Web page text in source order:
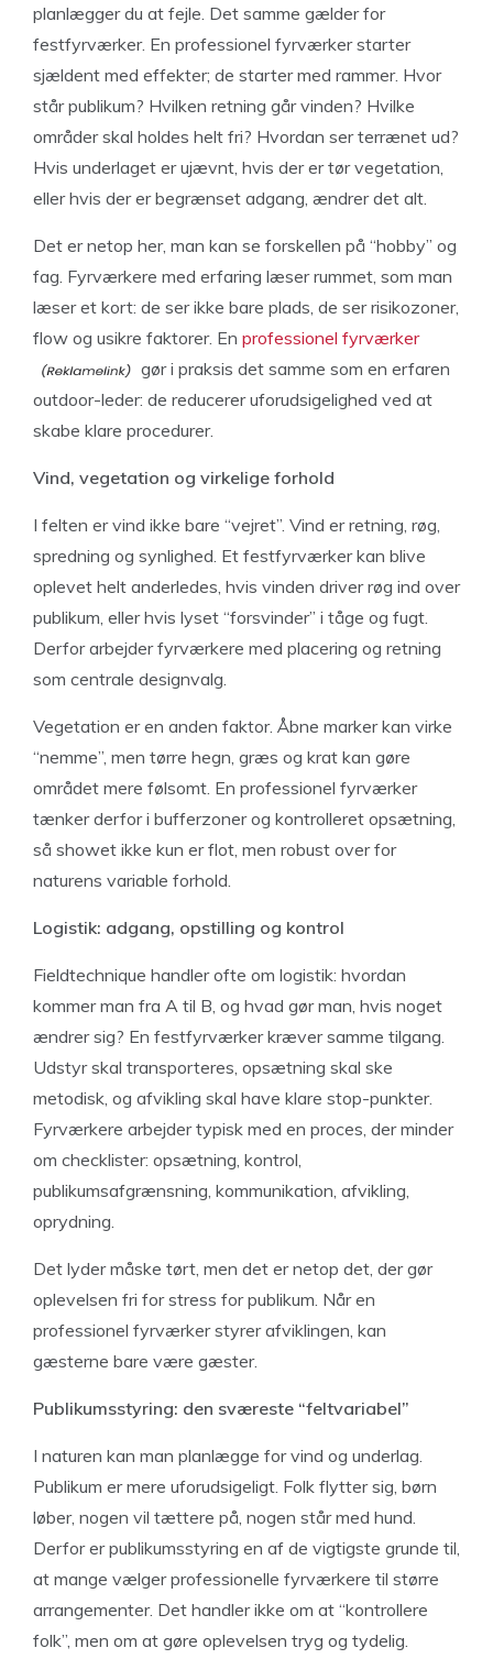
planlægger du at fejle. Det samme gælder for
festfyrværker. En professionel fyrværker starter
sjældent med effekter; de starter med rammer. Hvor
står publikum? Hvilken retning går vinden? Hvilke
områder skal holdes helt fri? Hvordan ser terrænet ud?
Hvis underlaget er ujævnt, hvis der er tør vegetation,
eller hvis der er begrænset adgang, ændrer det alt.
Det er netop her, man kan se forskellen på “hobby” og
fag. Fyrværkere med erfaring læser rummet, som man
læser et kort: de ser ikke bare plads, de ser risikozoner,
flow og usikre faktorer. En professionel fyrværker
gør i praksis det samme som en erfaren
outdoor-leder: de reducerer uforudsigelighed ved at
skabe klare procedurer.
Vind, vegetation og virkelige forhold
I felten er vind ikke bare “vejret”. Vind er retning, røg,
spredning og synlighed. Et festfyrværker kan blive
oplevet helt anderledes, hvis vinden driver røg ind over
publikum, eller hvis lyset “forsvinder” i tåge og fugt.
Derfor arbejder fyrværkere med placering og retning
som centrale designvalg.
Vegetation er en anden faktor. Åbne marker kan virke
“nemme”, men tørre hegn, græs og krat kan gøre
området mere følsomt. En professionel fyrværker
tænker derfor i bufferzoner og kontrolleret opsætning,
så showet ikke kun er flot, men robust over for
naturens variable forhold.
Logistik: adgang, opstilling og kontrol
Fieldtechnique handler ofte om logistik: hvordan
kommer man fra A til B, og hvad gør man, hvis noget
ændrer sig? En festfyrværker kræver samme tilgang.
Udstyr skal transporteres, opsætning skal ske
metodisk, og afvikling skal have klare stop-punkter.
Fyrværkere arbejder typisk med en proces, der minder
om checklister: opsætning, kontrol,
publikumsafgrænsning, kommunikation, afvikling,
oprydning.
Det lyder måske tørt, men det er netop det, der gør
oplevelsen fri for stress for publikum. Når en
professionel fyrværker styrer afviklingen, kan
gæsterne bare være gæster.
Publikumsstyring: den sværeste “feltvariabel”
I naturen kan man planlægge for vind og underlag.
Publikum er mere uforudsigeligt. Folk flytter sig, børn
løber, nogen vil tættere på, nogen står med hund.
Derfor er publikumsstyring en af de vigtigste grunde til,
at mange vælger professionelle fyrværkere til større
arrangementer. Det handler ikke om at “kontrollere
folk”, men om at gøre oplevelsen tryg og tydelig.